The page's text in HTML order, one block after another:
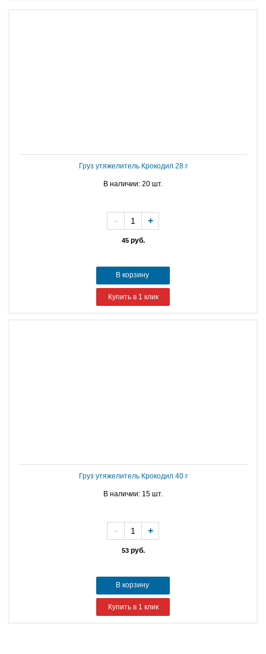
Груз утяжелитель Крокодил 28 г
В наличии: 20 шт.
45руб.
- +
В корзину
Купить в 1 клик
Груз утяжелитель Крокодил 40 г
В наличии: 15 шт.
53руб.
- +
В корзину
Купить в 1 клик